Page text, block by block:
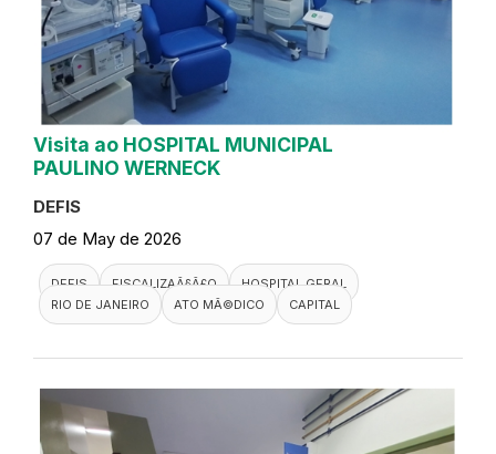
Visita ao HOSPITAL MUNICIPAL
PAULINO WERNECK
DEFIS
07 de May de 2026
DEFIS FISCALIZAÃ§Ã£O
HOSPITAL GERAL
RIO DE JANEIRO
ATO MÃ©DICO CAPITAL